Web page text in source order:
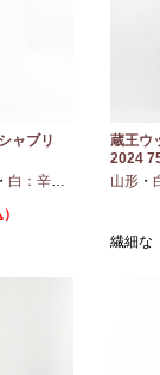
ャブリ
・ 白：辛口 シャルドネ
蔵王ウ
2024
山形 ・
繊細な